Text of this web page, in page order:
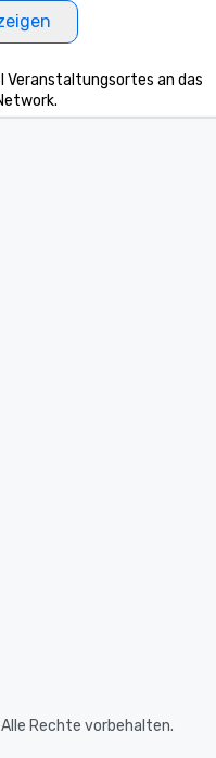
Veranstaltungsortes an das
Rechte vorbehalten.